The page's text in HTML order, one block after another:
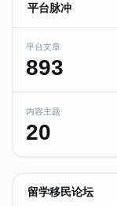
平台脉冲
平台文章
893
内容主题
20
留学移民论坛